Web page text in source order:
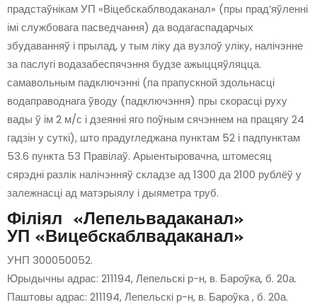
прадстаўнікам УП «Віцебскаблводаканал» (пры прад’яўленні
імі службовага пасведчання) да водагаспадарчых
збудаванняў і прылад, у тым ліку да вузлоў уліку, налічэнне
за паслугі водазабеспячэння будзе ажыццяўляцца.
самавольным падключэнні (па прапускной здольнасці
водаправоднага ўводу (падключэння) пры скорасці руху
вады ў ім 2 м/с і дзеянні яго поўным сячэннем на працягу 24
гадзін у суткі), што прадугледжана пунктам 52 і падпунктам
53.6 пункта 53 Правілаў. Арыентыровачна, штомесяц
сярэдні разлік налічэнняў складзе ад 1300 да 2100 рублёў у
залежнасці ад матэрыялу і дыяметра труб.
Філіял «Лепельвадаканал»
УП «Вицебскаблвадаканал»
УНП 300050052.
Юрыдычны адрас: 211194, Лепельскі р-н, в. Бароўка, б. 20а.
Паштовы адрас: 211194, Лепельскі р-н, в. Бароўка , б. 20а.